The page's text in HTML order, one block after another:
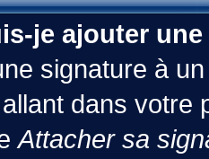
je ajouter
signature à
dans votre
Attacher sa